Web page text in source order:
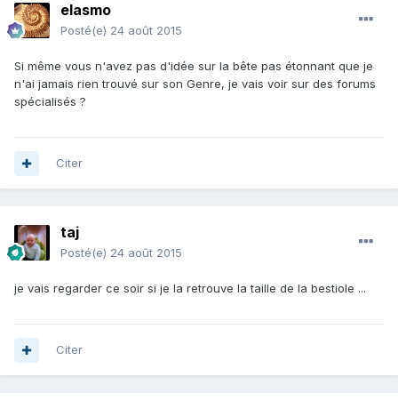
elasmo
Posté(e) 24 août 2015
Si même vous n'avez pas d'idée sur la bête pas étonnant que je
n'ai jamais rien trouvé sur son Genre, je vais voir sur des forums
spécialisés ?
Citer
taj
Posté(e) 24 août 2015
je vais regarder ce soir si je la retrouve la taille de la bestiole ...
Citer